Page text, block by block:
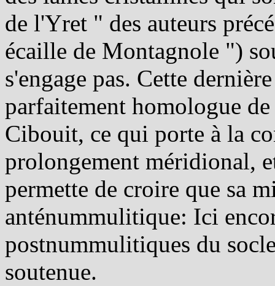
de l'Yret " des auteurs
écaille de Montagnole ")
s'engage pas. Cette
parfaitement homologue
Cibouit, ce qui porte à la
prolongement méridional,
permette de croire que sa
anténummulitique: Ici
postnummulitiques du
soutenue.